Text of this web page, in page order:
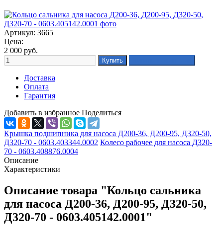
Артикул: 3665
Цена:
2 000 руб.
Доставка
Оплата
Гарантия
Добавить в избранное Поделиться
Крышка подшипника для насоса Д200-36, Д200-95, Д320-50,
Д320-70 - 0603.403344.0002 Колесо рабочее для насоса Д320-
70 - 0603.408876.0004
Описание
Характеристики
Описание товара "Кольцо сальника
для насоса Д200-36, Д200-95, Д320-50,
Д320-70 - 0603.405142.0001"